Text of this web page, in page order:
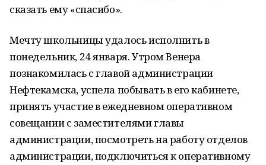
сказать ему «спасибо».
Мечту школьницы удалось исполнить в
понедельник, 24 января. Утром Венера
познакомилась с главой администрации
Нефтекамска, успела побывать в его кабинете,
принять участие в ежедневном оперативном
совещании с заместителями главы
администрации, посмотреть на работу отделов
администрации, подключиться к оперативному